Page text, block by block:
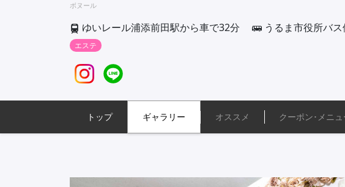
ボヌール
ゆいレール浦添前田駅から車で32分 うるま市役所バ
エステ
トップ ギャラリー オススメ クーポン･ メニュ